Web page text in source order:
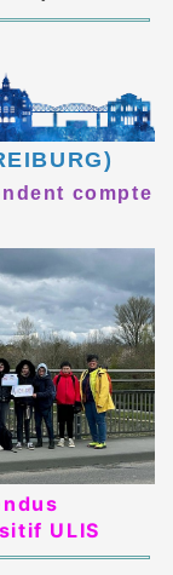
compte
ULIS